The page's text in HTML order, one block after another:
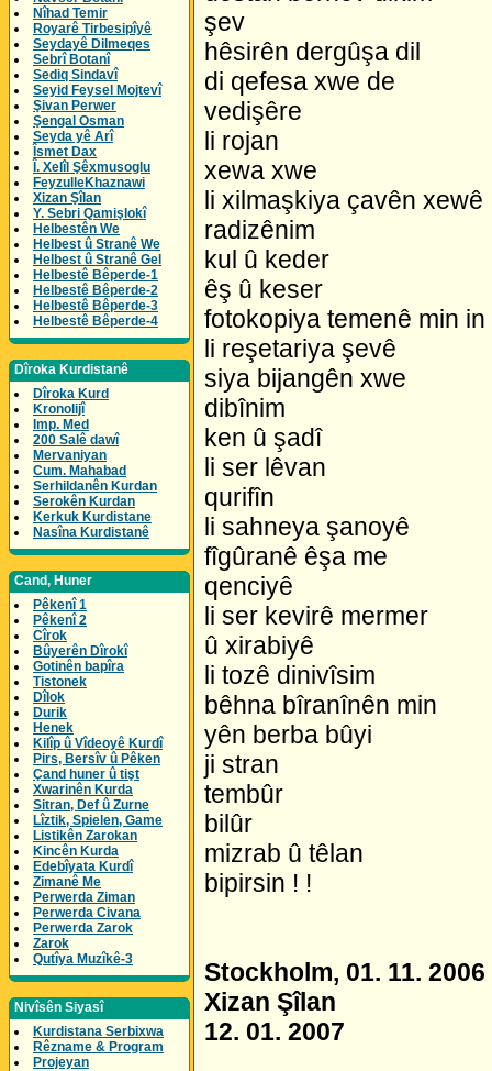
Nîhad Temir
Royarê Tirbesipîyê
Seydayê Dilmeqes
Sebrî Botanî
Sediq Sindavî
Seyid Feysel Mojtevî
Şivan Perwer
Şengal Osman
Seyda yê Arî
Îsmet Dax
Î. Xelîl Şêxmusoglu
FeyzulleKhaznawi
Xizan Şîlan
Y. Sebri Qamişlokî
Helbestên We
Helbest û Stranê We
Helbest û Stranê Gel
Helbestê Bêperde-1
Helbestê Bêperde-2
Helbestê Bêperde-3
Helbestê Bêperde-4
Dîroka Kurdistanê
Dîroka Kurd
Kronolijî
Imp. Med
200 Salê dawî
Mervaniyan
Cum. Mahabad
Serhildanên Kurdan
Serokên Kurdan
Kerkuk Kurdistane
Nasîna Kurdistanê
Cand, Huner
Pêkenî 1
Pêkenî 2
Cîrok
Bûyerên Dîrokî
Gotinên bapîra
Tistonek
Dîlok
Durik
Henek
Kilîp û Vîdeoyê Kurdî
Pirs, Bersîv û Pêken
Çand huner û tişt
Xwarinên Kurda
Sitran, Def û Zurne
Lîztik, Spielen, Game
Listikên Zarokan
Kincên Kurda
Edebîyata Kurdî
Zimanê Me
Perwerda Ziman
Perwerda Civana
Perwerda Zarok
Zarok
Qutîya Muzîkê-3
Nivîsên Siyasî
Kurdistana Serbixwa
Rêzname & Program
Projeyan
şev
hêsirên dergûşa dil
di qefesa xwe de
vedişêre
li rojan
xewa xwe
li xilmaşkiya çavên xewê
radizênim
kul û keder
êş û keser
fotokopiya temenê min in
li reşetariya şevê
siya bijangên xwe
dibînim
ken û şadî
li ser lêvan
qurifîn
li sahneya şanoyê
fîgûranê êşa me
qenciyê
li ser kevirê mermer
û xirabiyê
li tozê dinivîsim
bêhna bîranînên min
yên berba bûyi
ji stran
tembûr
bilûr
mizrab û têlan
bipirsin ! !
Stockholm, 01. 11. 2006
Xizan Şîlan
12. 01. 2007